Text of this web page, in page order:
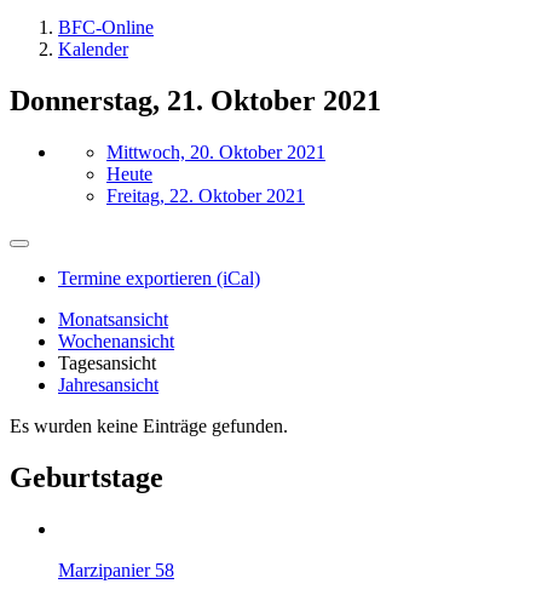
BFC-Online
Kalender
Donnerstag, 21. Oktober 2021
Mittwoch, 20. Oktober 2021
Heute
Freitag, 22. Oktober 2021
Termine exportieren (iCal)
Monatsansicht
Wochenansicht
Tagesansicht
Jahresansicht
Es wurden keine Einträge gefunden.
Geburtstage
Marzipanier 58